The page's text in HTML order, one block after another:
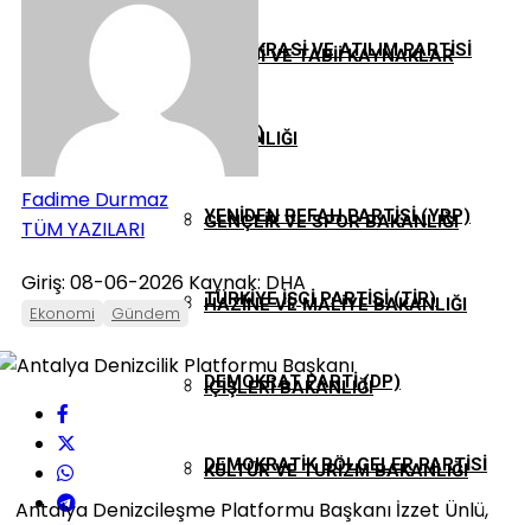
DEMOKRASI VE ATILIM PARTISI
(DEVA)
YENIDEN REFAH PARTISI (YRP)
TÜRKIYE İŞÇI PARTISI (TİP)
DEMOKRAT PARTI (DP)
DEMOKRATIK BÖLGELER PARTISI
ENERJI VE TABII KAYNAKLAR
BAKANLIĞI
GENÇLIK VE SPOR BAKANLIĞI
HAZINE VE MALIYE BAKANLIĞI
İÇIŞLERI BAKANLIĞI
KÜLTÜR VE TURIZM BAKANLIĞI
Fadime Durmaz
TÜM YAZILARI
Giriş: 08-06-2026 Kaynak: DHA
Ekonomi Gündem
Antalya Denizcileşme Platformu Başkanı İzzet Ünlü,